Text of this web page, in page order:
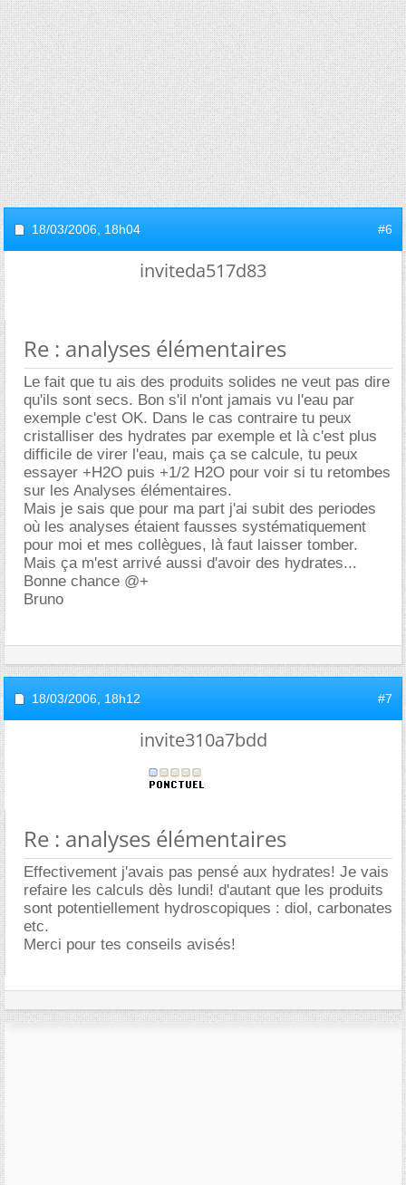
18/03/2006, 18h04 #6
inviteda517d83
Re : analyses élémentaires
Le fait que tu ais des produits solides ne veut pas dire
qu'ils sont secs. Bon s'il n'ont jamais vu l'eau par
exemple c'est OK. Dans le cas contraire tu peux
cristalliser des hydrates par exemple et là c'est plus
difficile de virer l'eau, mais ça se calcule, tu peux
essayer +H2O puis +1/2 H2O pour voir si tu retombes
sur les Analyses élémentaires.
Mais je sais que pour ma part j'ai subit des periodes
où les analyses étaient fausses systématiquement
pour moi et mes collègues, là faut laisser tomber.
Mais ça m'est arrivé aussi d'avoir des hydrates...
Bonne chance @+
Bruno
18/03/2006, 18h12 #7
invite310a7bdd
Re : analyses élémentaires
Effectivement j'avais pas pensé aux hydrates! Je vais
refaire les calculs dès lundi! d'autant que les produits
sont potentiellement hydroscopiques : diol, carbonates
etc.
Merci pour tes conseils avisés!